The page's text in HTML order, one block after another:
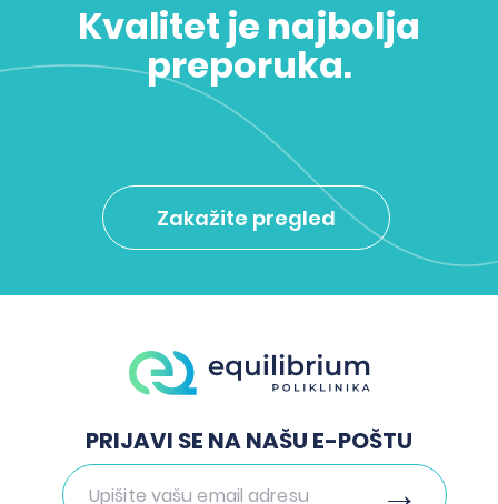
Kvalitet je najbolja
preporuka.
Zakažite pregled
PRIJAVI SE NA NAŠU E-POŠTU